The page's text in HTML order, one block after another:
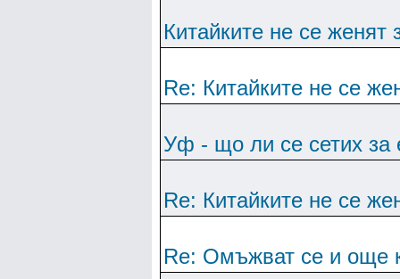
Китайките не се женят
Re: Китайките не се
Уф - що ли се сетих за
Re: Китайките не се
Re: Омъжват се и още